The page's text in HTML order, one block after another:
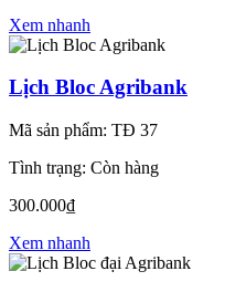
Xem nhanh
Lịch Bloc Agribank
Mã sản phẩm: TĐ 37
Tình trạng: Còn hàng
300.000₫
Xem nhanh